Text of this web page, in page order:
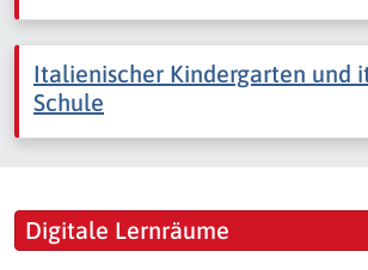
Italienischer Kindergarten und
Schule
Digitale Lernräume